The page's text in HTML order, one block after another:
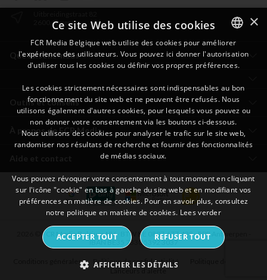
Que faisons-nous
Outils et conseils
À propos de FCR Media
2600 Anvers
2026 © FCR Media Belgium NV - BTW BE 0807.677.428 - RPR Antwerpen -
IBAN BE35 7330 5392 3037
Conditions générales Politique de confidentialité
DUTCH
×
Ce site Web utilise des cookies
FCR Media Belgique web utilise des cookies pour améliorer
l'expérience des utilisateurs. Vous pouvez ici donner l'autorisation
d'utiliser tous les cookies ou définir vos propres préférences.
Les cookies strictement nécessaires sont indispensables au bon
fonctionnement du site web et ne peuvent être refusés. Nous
utilisons également d'autres cookies, pour lesquels vous pouvez ou
non donner votre consentement via les boutons ci-dessous.
Nous utilisons des cookies pour analyser le trafic sur le site web,
randomiser nos résultats de recherche et fournir des fonctionnalités
de médias sociaux.
Vous pouvez révoquer votre consentement à tout moment en cliquant
sur l'icône "cookie" en bas à gauche du site web et en modifiant vos
préférences en matière de cookies. Pour en savoir plus, consultez
notre politique en matière de cookies. Lees verder
ACCEPTER TOUT REFUSER TOUT
AFFICHER LES DÉTAILS